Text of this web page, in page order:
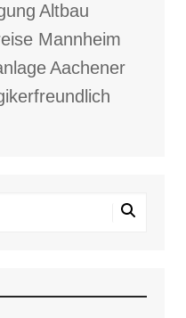
Altbau
Mannheim
Aachener